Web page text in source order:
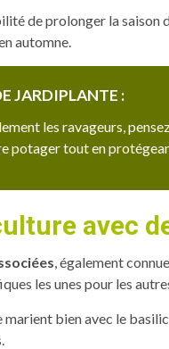
de prolonger la saison
automne.
JARDIPLANTE :
les ravageurs,
potager tout en
avec
, également
les unes pour les
marient bien avec le